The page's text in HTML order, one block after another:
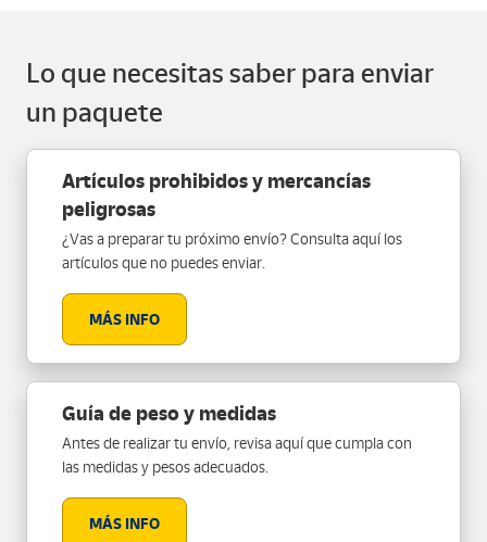
Lo que necesitas saber para enviar
un paquete
Artículos prohibidos y mercancías
peligrosas
¿Vas a preparar tu próximo envío? Consulta aquí los
artículos que no puedes enviar.
MÁS INFO
Guía de peso y medidas
Antes de realizar tu envío, revisa aquí que cumpla con
las medidas y pesos adecuados.
MÁS INFO